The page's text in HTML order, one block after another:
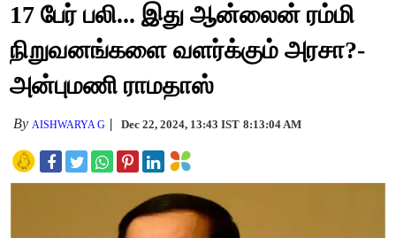
17 பேர் பலி... இது ஆன்லைன் ரம்மி
நிறுவனங்களை வளர்க்கும் அரசா?-
அன்புமணி ராமதாஸ்
By AISHWARYA G Dec 22, 2024, 13:43 IST 8:13:04 AM